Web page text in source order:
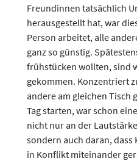
Freundinnen tatsächlich
herausgestellt hat, war
Person arbeitet, alle
ganz so günstig.
frühstücken wollten, sind
gekommen. Konzentriert
andere am gleichen Tisch
Tag starten, war schon
nicht nur an der
sondern auch daran, dass
in Konflikt miteinander